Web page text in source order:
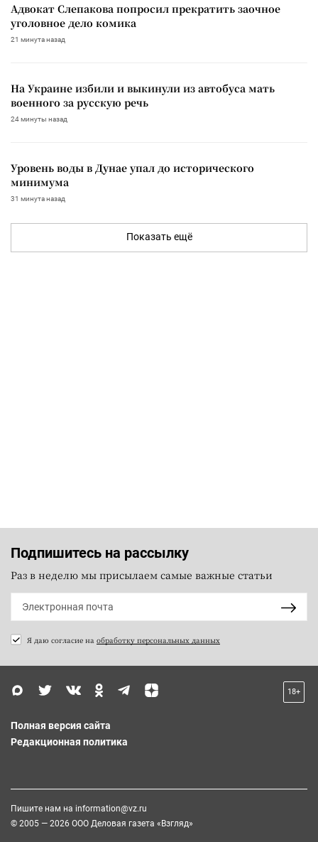
Адвокат Слепакова попросил прекратить заочное
уголовное дело комика
21 минута назад
На Украине избили и выкинули из автобуса мать
военного за русскую речь
24 минуты назад
Уровень воды в Дунае упал до исторического
минимума
31 минута назад
Показать ещё
Подпишитесь на рассылку
Раз в неделю мы присылаем самые важные статьи
Я даю согласие на обработку персональных данных
18+
Полная версия сайта
Редакционная политика
Пишите нам на information@vz.ru
© 2005 — 2026 ООО Деловая газета «Взгляд»